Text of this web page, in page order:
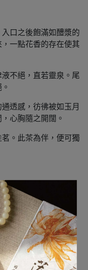
口之後飽滿如醴漿的
一點花香的存在使其
不絕，直若靈泉。尾
透感，彷彿被如玉月
心胸隨之開闊。
。此茶為伴，便可獨